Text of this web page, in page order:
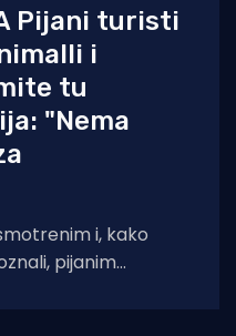
Pijani turisti
i
tu
"Nema
i, kako
pijanim